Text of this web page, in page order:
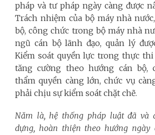
pháp và tư pháp ngày càng được
Trách nhiệm của bộ máy nhà
bộ, công chức trong bộ máy nhà
ngũ cán bộ lãnh đạo, quản lý
Kiểm soát quyền lực trong thực
tăng cường theo hướng cán bộ,
thẩm quyền càng lớn, chức vụ
phải chịu sự kiểm soát chặt chẽ.
Năm là, hệ thống pháp luật đã và
dựng, hoàn thiện theo hướng ngày